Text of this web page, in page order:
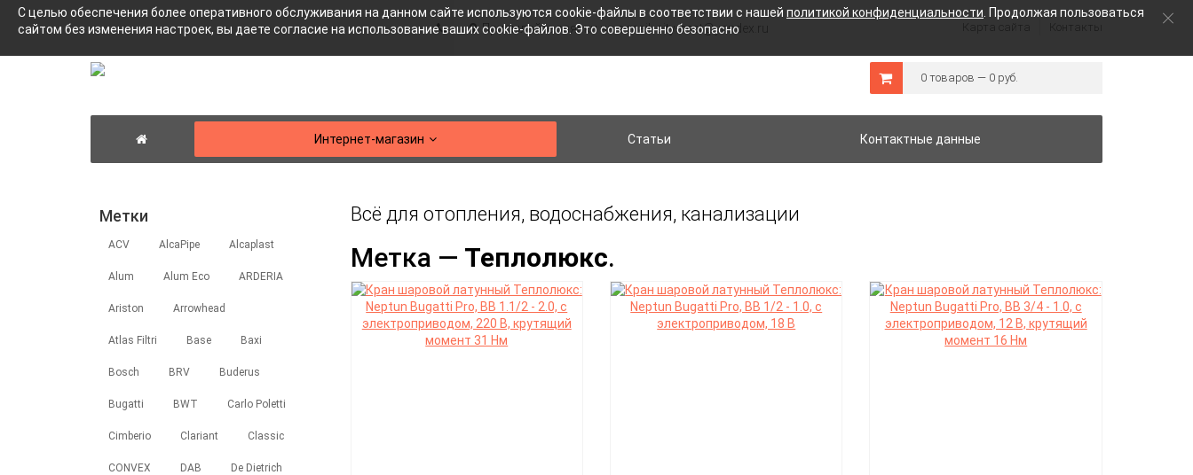
Присылайте заявки на e-mail: city-heat@yandex.ru Карта сайта Контакты
0 товаров — 0 руб.
Интернет-магазин Статьи Контактные данные
Метки
ACV AlcaPipe Alcaplast
Alum Alum Eco ARDERIA
Ariston Arrowhead
Atlas Filtri Base Baxi
Bosch BRV Buderus
Bugatti BWT Carlo Poletti
Cimberio Clariant Classic
CONVEX DAB De Dietrich
Всё для отопления, водоснабжения, канализации
Метка — Теплолюкс.
С целью обеспечения более оперативного обслуживания на данном сайте используются cookie-файлы в соответствии с нашей политикой конфиденциальности . Продолжая пользоваться
сайтом без изменения настроек, вы даете согласие на использование ваших cookie-файлов. Это совершенно безопасно